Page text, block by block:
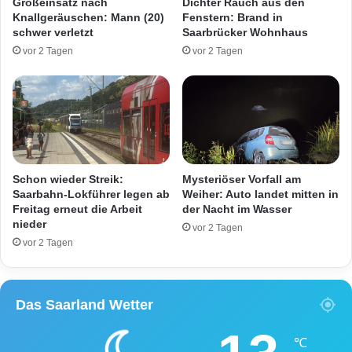
b
ü
e
f
a
l
l
i
n
N
e
u
n
Z
J
u
g
e
n
d
l
i
c
h
e
Knallgeräuschen: Mann (20)
schwer verletzt
vor 2 Tagen
Fenstern: Brand in
Saarbrücker Wohnhaus
vor 2 Tagen
Schon wieder Streik:
Saarbahn-Lokführer legen ab
Freitag erneut die Arbeit
nieder
vor 2 Tagen
Mysteriöser Vorfall am
Weiher: Auto landet mitten in
der Nacht im Wasser
vor 2 Tagen
Das Saarland Wetter
℃